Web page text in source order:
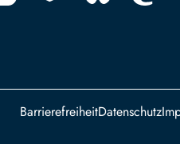
Footer
BarrierefreiheitDatenschutz